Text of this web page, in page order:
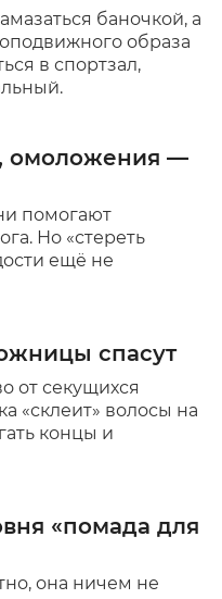
баночкой, а
образа
в спортзал,
омоложения —
помогают
Но «стереть
ещё не
спасут
от секущихся
«склеит» волосы на
концы и
«помада для
она ничем не